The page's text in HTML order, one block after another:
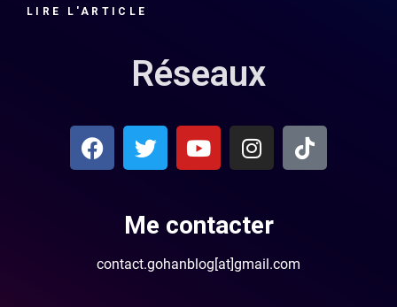
LIRE L'ARTICLE
Réseaux
Me contacter
contact.gohanblog[at]gmail.com